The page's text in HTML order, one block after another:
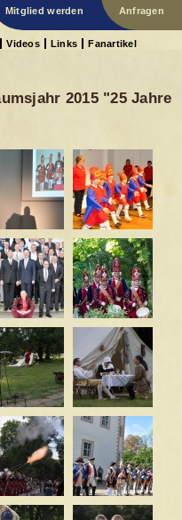
Mitglied werden Anfragen
Videos Links Fanartikel
2015 "25 Jahre